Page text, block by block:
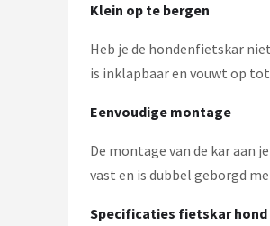
Klein op te bergen
Heb je de hondenfietskar
is inklapbaar en vouwt op
Eenvoudige montage
De montage van de kar aan
vast en is dubbel geborgd
Specificaties fietskar hond